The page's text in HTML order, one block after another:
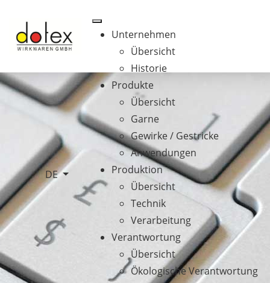
Unternehmen
Übersicht
Historie
Produkte
Übersicht
Garne
Gewirke / Gestricke
Anwendungen
Produktion
Übersicht
Technik
Verarbeitung
Verantwortung
Übersicht
Ökologische Verantwortung
Sprache auswählen
DE